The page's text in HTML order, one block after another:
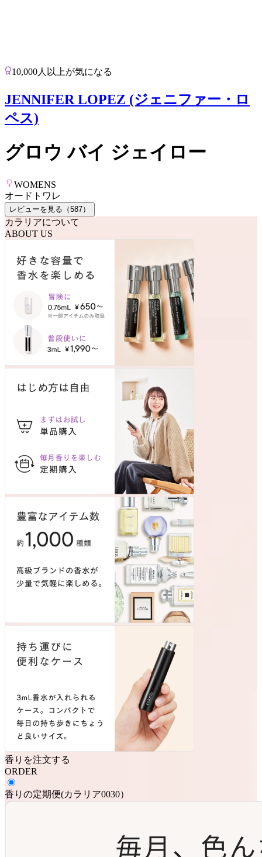
10,000人以上が気になる
JENNIFER LOPEZ (ジェニファー・ロ
ペス)
グロウ バイ ジェイロー
WOMENS
オードトワレ
レビューを見る（587）
カラリアについて
ABOUT US
香りを注文する
ORDER
香りの定期便(カラリア0030）